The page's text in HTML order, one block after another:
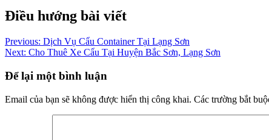
Điều hướng bài viết
Previous: Dịch Vụ Cẩu Container Tại Lạng Sơn
Next: Cho Thuê Xe Cẩu Tại Huyện Bắc Sơn, Lạng Sơn
Để lại một bình luận
Email của bạn sẽ không được hiển thị công khai. Các trường bắt